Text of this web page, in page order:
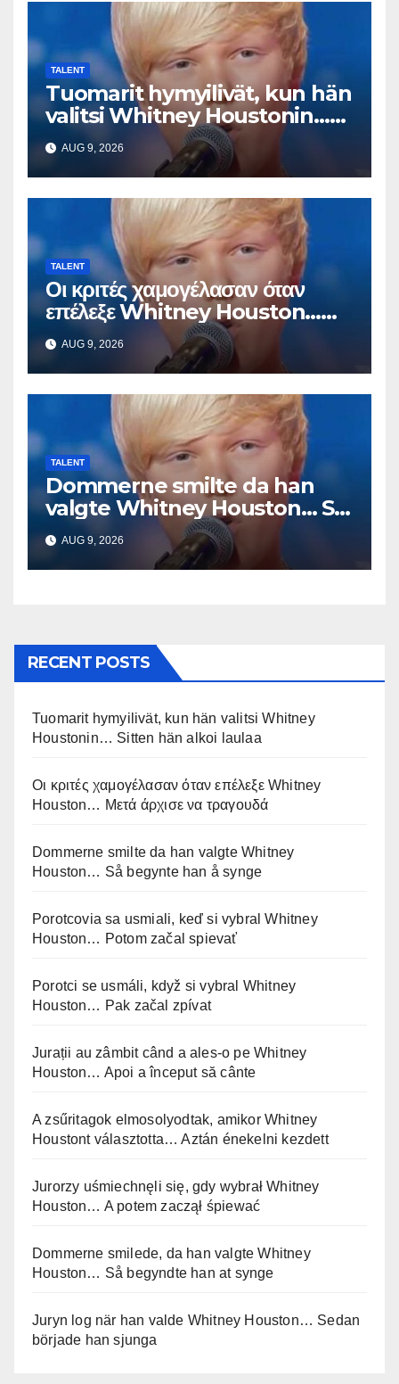
TALENT
Tuomarit hymyilivät, kun hän
valitsi Whitney Houstonin…
Sitten hän alkoi laulaa
AUG 9, 2026
TALENT
Οι κριτές χαμογέλασαν όταν
επέλεξε Whitney Houston…
Μετά άρχισε να τραγουδά
AUG 9, 2026
TALENT
Dommerne smilte da han
valgte Whitney Houston… Så
begynte han å synge
AUG 9, 2026
RECENT POSTS
Tuomarit hymyilivät, kun hän valitsi Whitney
Houstonin… Sitten hän alkoi laulaa
Οι κριτές χαμογέλασαν όταν επέλεξε Whitney
Houston… Μετά άρχισε να τραγουδά
Dommerne smilte da han valgte Whitney
Houston… Så begynte han å synge
Porotcovia sa usmiali, keď si vybral Whitney
Houston… Potom začal spievať
Porotci se usmáli, když si vybral Whitney
Houston… Pak začal zpívat
Jurații au zâmbit când a ales-o pe Whitney
Houston… Apoi a început să cânte
A zsűritagok elmosolyodtak, amikor Whitney
Houstont választotta… Aztán énekelni kezdett
Jurorzy uśmiechnęli się, gdy wybrał Whitney
Houston… A potem zaczął śpiewać
Dommerne smilede, da han valgte Whitney
Houston… Så begyndte han at synge
Juryn log när han valde Whitney Houston… Sedan
började han sjunga